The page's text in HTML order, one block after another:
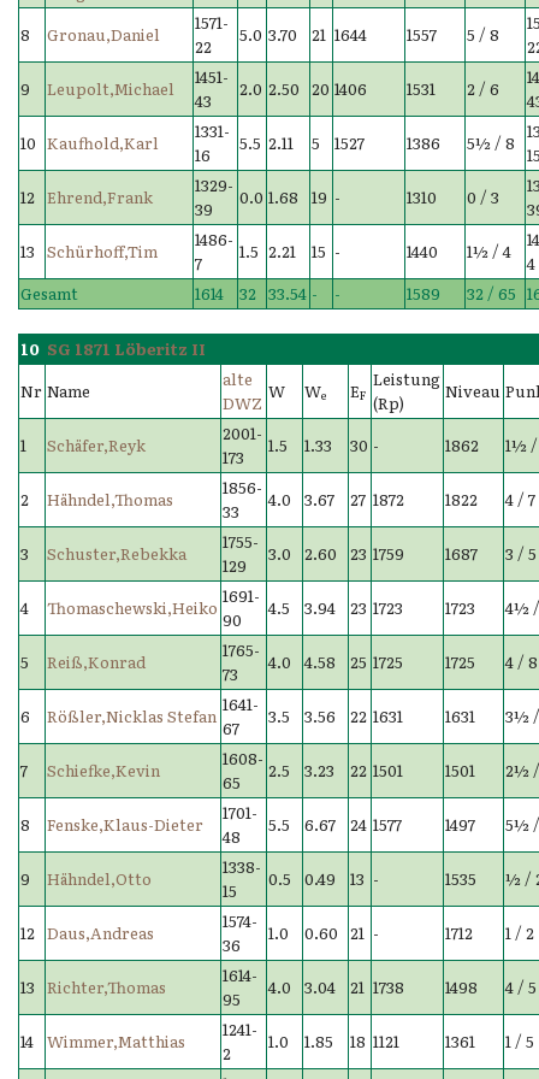
8
Gronau,Daniel
1571-
22
5.0 3.70 21 1644 1557 5 / 8
9
Leupolt,Michael
1451-
43
2.0 2.50 20 1406 1531 2 / 6
10 Kaufhold,Karl
1331-
16
5.5 2.11 5 1527 1386 5½ / 8
12 Ehrend,Frank
1329-
39
0.0 1.68 19 - 1310 0 / 3
13 Schürhoff,Tim
1486-
7
1.5 2.21 15 - 1440 1½ / 4
4
Gesamt
1614 32 33.54 - - 1589 32 / 65
10 SG 1871 Löberitz II
Nr Name
alte
DWZ
W We EF
Leistung
(Rp)
Niveau
1 Schäfer,Reyk
2001-
173
1.5 1.33 30 - 1862 1½
2 Hähndel,Thomas
1856-
33
4.0 3.67 27 1872 1822 4 / 7
3 Schuster,Rebekka
1755-
129
3.0 2.60 23 1759 1687 3 / 5
4 Thomaschewski,Heiko
1691-
90
4.5 3.94 23 1723 1723 4½
5 Reiß,Konrad
1765-
73
4.0 4.58 25 1725 1725 4 / 8
6 Rößler,Nicklas Stefan
1641-
67
3.5 3.56 22 1631 1631 3½
7 Schiefke,Kevin
1608-
65
2.5 3.23 22 1501 1501 2½
8 Fenske,Klaus-Dieter
1701-
48
5.5 6.67 24 1577 1497 5½
9 Hähndel,Otto
1338-
15
0.5 0.49 13 - 1535 ½ /
12 Daus,Andreas
1574-
36
1.0 0.60 21 - 1712 1 / 2
13 Richter,Thomas
1614-
95
4.0 3.04 21 1738 1498 4 / 5
14 Wimmer,Matthias
1241-
2
1.0 1.85 18 1121 1361
1 / 5